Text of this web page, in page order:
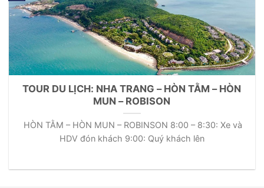
TOUR DU LỊCH: NHA TRANG – HÒN TẰM – HÒN
MUN – ROBISON
HÒN TẰM – HÒN MUN – ROBINSON 8:00 – 8:30: Xe và
HDV đón khách 9:00: Quý khách lên